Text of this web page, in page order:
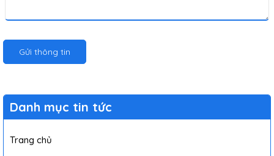
Gửi thông tin
Danh mục tin tức
Trang chủ